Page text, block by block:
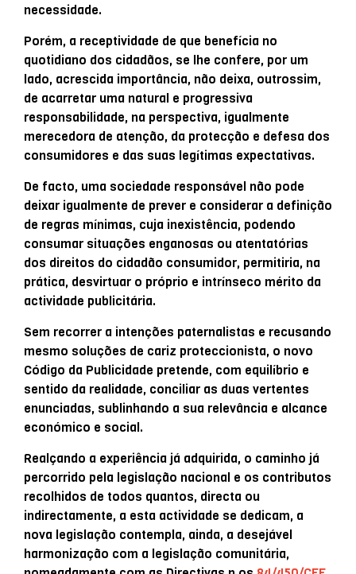
necessidade.
Porém, a receptividade de que benefícia no
quotidiano dos cidadãos, se lhe confere, por um
lado, acrescida importância, não deixa, outrossim,
de acarretar uma natural e progressiva
responsabilidade, na perspectiva, igualmente
merecedora de atenção, da protecção e defesa dos
consumidores e das suas legítimas expectativas.
De facto, uma sociedade responsável não pode
deixar igualmente de prever e considerar a definição
de regras mínimas, cuja inexistência, podendo
consumar situações enganosas ou atentatórias
dos direitos do cidadão consumidor, permitiria, na
prática, desvirtuar o próprio e intrínseco mérito da
actividade publicitária.
Sem recorrer a intenções paternalistas e recusando
mesmo soluções de cariz proteccionista, o novo
Código da Publicidade pretende, com equilíbrio e
sentido da realidade, conciliar as duas vertentes
enunciadas, sublinhando a sua relevância e alcance
económico e social.
Realçando a experiência já adquirida, o caminho já
percorrido pela legislação nacional e os contributos
recolhidos de todos quantos, directa ou
indirectamente, a esta actividade se dedicam, a
nova legislação contempla, ainda, a desejável
harmonização com a legislação comunitária,